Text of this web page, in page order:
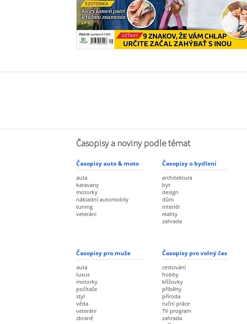
Časopisy a noviny podle témat
Časopisy auto & moto
auta
karavany
motorky
nákladní automobily
tuning
veteráni
Časopisy o bydlení
architektura
byt
design
dům
interiér
reality
zahrada
Časopisy pro muže
auta
luxus
motorky
počítače
styl
věda
veteráni
zbraně
Časopisy pro volný čas
cestování
hobby
křížovky
příběhy
příroda
ruční práce
TV program
zahrada